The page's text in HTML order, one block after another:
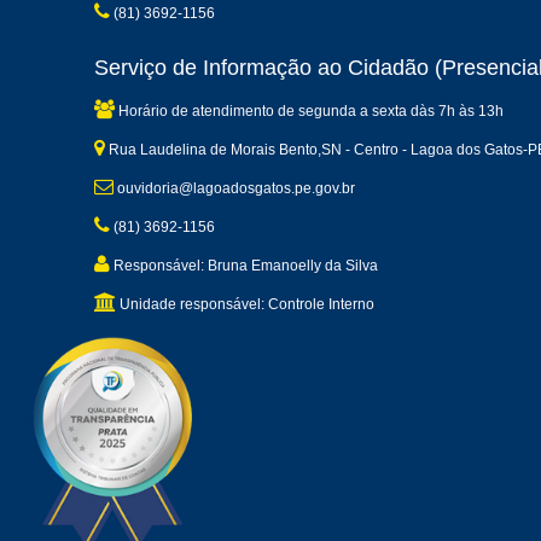
(81) 3692-1156
Serviço de Informação ao Cidadão
Horário de atendimento de segunda a sexta dàs 7h às 13h
Rua Laudelina de Morais Bento,SN - Centro - Lagoa dos Gatos-
ouvidoria@lagoadosgatos.pe.gov.br
(81) 3692-1156
Responsável: Bruna Emanoelly da Silva
Unidade responsável: Controle Interno